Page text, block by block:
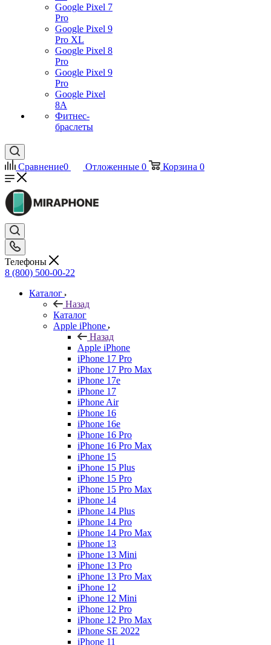
Google Pixel 7
Pro
Google Pixel 9
Pro XL
Google Pixel 8
Pro
Google Pixel 9
Pro
Google Pixel
8A
Фитнес-
браслеты
Сравнение0 Отложенные 0 Корзина 0
Телефоны
8 (800) 500-00-22
Каталог
Назад
Каталог
Apple iPhone
Назад
Apple iPhone
iPhone 17 Pro
iPhone 17 Pro Max
iPhone 17e
iPhone 17
iPhone Air
iPhone 16
iPhone 16e
iPhone 16 Pro
iPhone 16 Pro Max
iPhone 15
iPhone 15 Plus
iPhone 15 Pro
iPhone 15 Pro Max
iPhone 14
iPhone 14 Plus
iPhone 14 Pro
iPhone 14 Pro Max
iPhone 13
iPhone 13 Mini
iPhone 13 Pro
iPhone 13 Pro Max
iPhone 12
iPhone 12 Mini
iPhone 12 Pro
iPhone 12 Pro Max
iPhone SE 2022
iPhone 11